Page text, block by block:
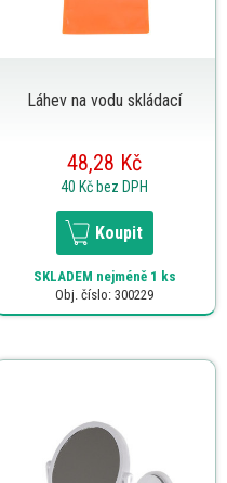
Láhev na vodu skládací
48,28 Kč
40 Kč bez DPH
Koupit
SKLADEM nejméně 1 ks
Obj. číslo: 300229